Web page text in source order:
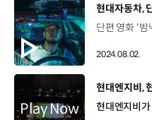
[동영상]
2024.08.02.
[동영상]